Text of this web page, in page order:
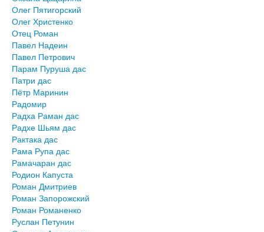
Олег Пятигорский
Олег Христенко
Отец Роман
Павел Надеин
Павел Петрович
Парам Пуруша дас
Патри дас
Пётр Маринин
Радомир
Радха Раман дас
Радхе Шьям дас
Рактака дас
Рама Рупа дас
Рамачаран дас
Родион Капуста
Роман Дмитриев
Роман Запорожский
Роман Романенко
Руслан Петунин